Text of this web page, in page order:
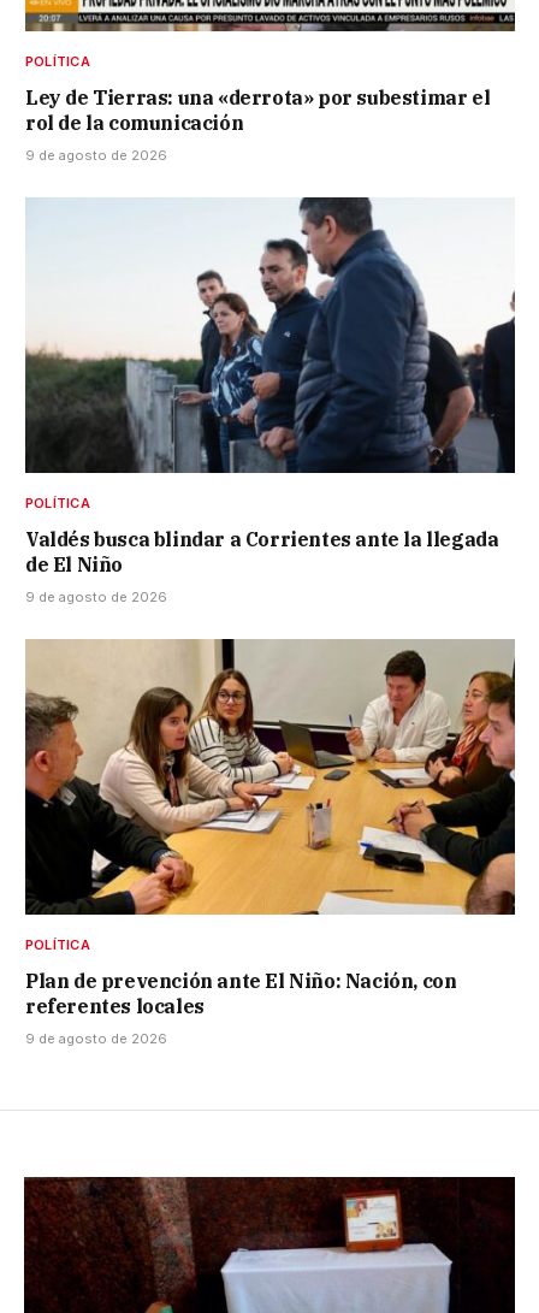
POLÍTICA
Ley de Tierras: una «derrota» por subestimar el
rol de la comunicación
9 de agosto de 2026
POLÍTICA
Valdés busca blindar a Corrientes ante la llegada
de El Niño
9 de agosto de 2026
POLÍTICA
Plan de prevención ante El Niño: Nación, con
referentes locales
9 de agosto de 2026